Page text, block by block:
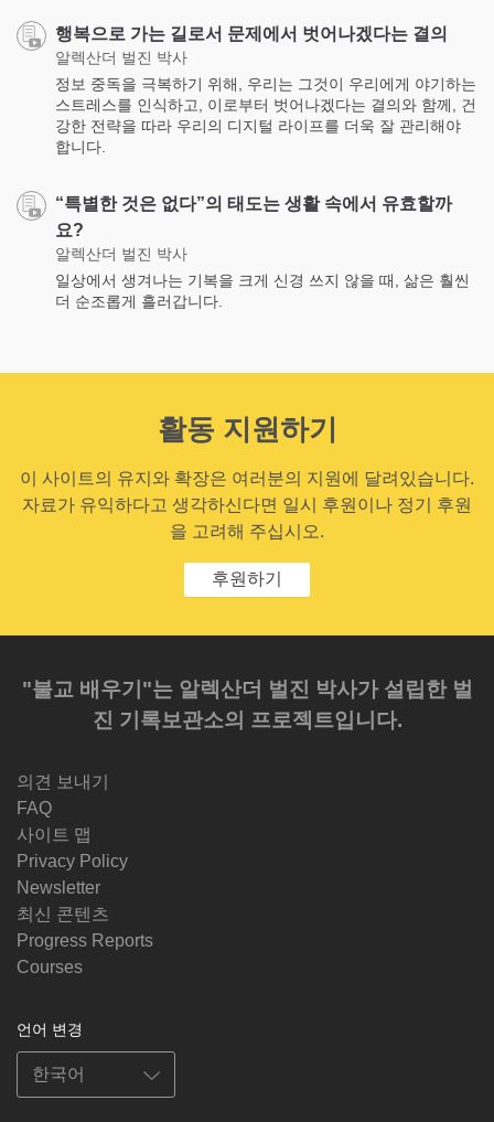
행복으로 가는 길로서 문제에서 벗어나겠다는 결의
알렉산더 벌진 박사
정보 중독을 극복하기 위해, 우리는 그것이 우리에게 야기하는
스트레스를 인식하고, 이로부터 벗어나겠다는 결의와 함께, 건
강한 전략을 따라 우리의 디지털 라이프를 더욱 잘 관리해야
합니다.
“특별한 것은 없다”의 태도는 생활 속에서 유효할까
요?
알렉산더 벌진 박사
일상에서 생겨나는 기복을 크게 신경 쓰지 않을 때, 삶은 훨씬
더 순조롭게 흘러갑니다.
활동 지원하기
이 사이트의 유지와 확장은 여러분의 지원에 달려있습니다.
자료가 유익하다고 생각하신다면 일시 후원이나 정기 후원
을 고려해 주십시오.
후원하기
"불교 배우기"는 알렉산더 벌진 박사가 설립한 벌
진 기록보관소의 프로젝트입니다.
의견 보내기
FAQ
사이트 맵
Privacy Policy
Newsletter
최신 콘텐츠
Progress Reports
Courses
언어 변경